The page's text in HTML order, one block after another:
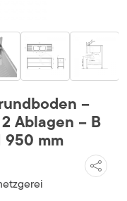
–
Ablagen – B
950 mm